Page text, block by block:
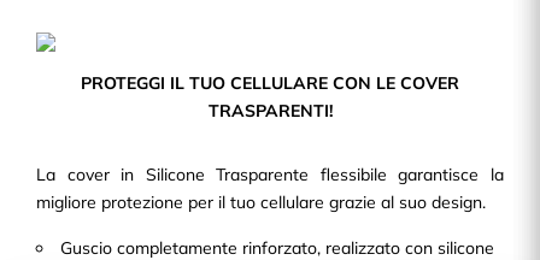
PROTEGGI IL TUO CELLULARE CON LE COVER
TRASPARENTI!
La cover in Silicone Trasparente flessibile garantisce la
migliore protezione per il tuo cellulare grazie al suo design.
Guscio completamente rinforzato, realizzato con silicone